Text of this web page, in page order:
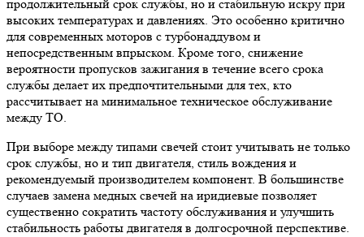
продолжительный срок службы, но и стабильную искру при
высоких температурах и давлениях. Это особенно критично
для современных моторов с турбонаддувом и
непосредственным впрыском. Кроме того, снижение
вероятности пропусков зажигания в течение всего срока
службы делает их предпочтительными для тех, кто
рассчитывает на минимальное техническое обслуживание
между ТО.
При выборе между типами свечей стоит учитывать не только
срок службы, но и тип двигателя, стиль вождения и
рекомендуемый производителем компонент. В большинстве
случаев замена медных свечей на иридиевые позволяет
существенно сократить частоту обслуживания и улучшить
стабильность работы двигателя в долгосрочной перспективе.